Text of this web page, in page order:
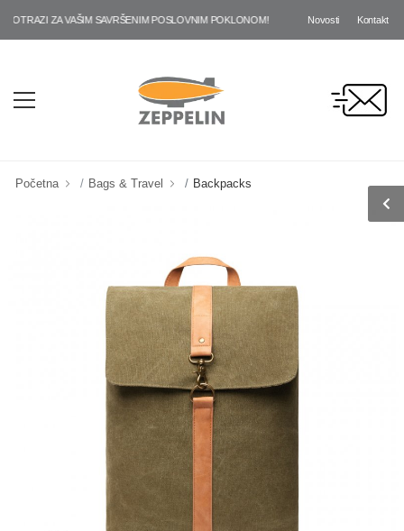
ZA VAŠIM SAVRŠENIM POSLOVNIM POKLONOM! Novosti Kontakt
Početna Bags & Travel Backpacks